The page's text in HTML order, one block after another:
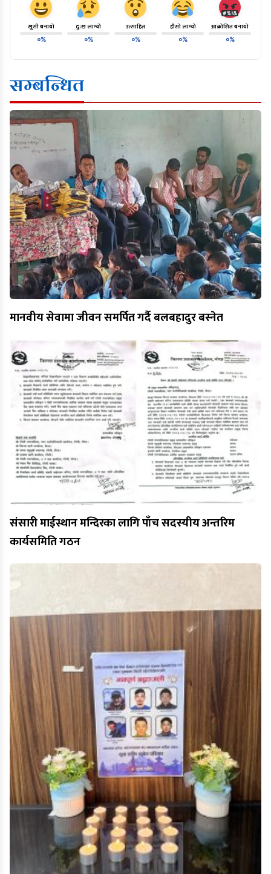
खुसी बनायो
०%
दु:ख लाग्यो
०%
उत्साहित
०%
हाँसो लाग्यो
०%
आक्रोशित बनायो
०%
सम्बन्धित
मानवीय सेवामा जीवन समर्पित गर्दै बलबहादुर बस्नेत
संसारी माईस्थान मन्दिरका लागि पाँच सदस्यीय अन्तरिम
कार्यसमिति गठन